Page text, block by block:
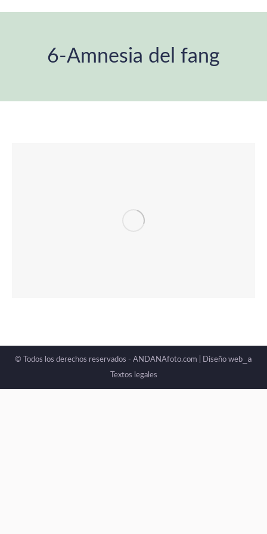
6-Amnesia del fang
© Todos los derechos reservados - ANDANAfoto.com | Diseño web _a
Textos legales